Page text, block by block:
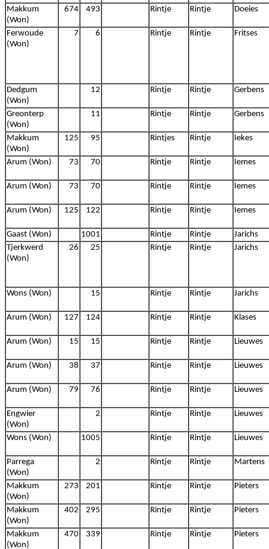
Makkum
(Won)
674 493 Rintje Rintje Doeies
Ferwoude
(Won)
7 6 Rintje Rintje Fritses
Dedgum
(Won)
12 Rintje Rintje Gerbens
Greonterp
(Won)
11 Rintje Rintje Gerbens
Makkum
(Won)
125 95 Rintjes Rintje Iekes
Arum (Won) 73 70 Rintje Rintje Iemes
Arum (Won) 73 70 Rintje Rintje Iemes
Arum (Won) 125 122 Rintje Rintje Iemes
Gaast (Won) 1001 Rintje Rintje
Jarichs
Tjerkwerd
(Won)
26 25 Rintje Rintje Jarichs
Wons (Won) 15 Rintje Rintje Jarichs
Arum (Won) 127 124 Rintje Rintje Klases
Arum (Won) 15 15 Rintje Rintje Lieuwes
Arum (Won) 38 37 Rintje Rintje Lieuwes
Arum (Won) 79 76 Rintje Rintje Lieuwes
Engwier
(Won)
2 Rintje Rintje Lieuwes
Wons (Won) 1005 Rintje Rintje Lieuwes
Parrega
(Won)
2 Rintje Rintje Martens
Makkum
(Won)
273 201 Rintje Rintje Pieters
Makkum
(Won)
402 295 Rintje Rintje Pieters
Makkum
(Won)
470 339 Rintje Rintje Pieters